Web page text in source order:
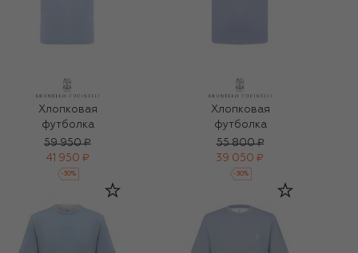
Хлопковая
футболка
59 950 ₽
41 950 ₽
-30%
Хлопковая
футболка
55 800 ₽
39 050 ₽
-30%